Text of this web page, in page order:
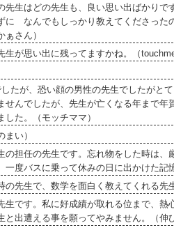
先生はどの先生も、良い思い出ばかり
に なんでもしっかり教えてくださっ
さん）
生が思い出に残ってますかね。（touchme
たが、恐い顔の男性の先生でしたがと
せんでしたが、先生が亡くなる年まで
した。（モッチママ）
い）
の担任の先生です。忘れ物をした時は
一度バスに乗って休みの日に出かけた記
の先生で、数学を面白く教えてくれる先
生です。私に好成績が取れる位まで、
と出遭える事を願ってやみません。（伸